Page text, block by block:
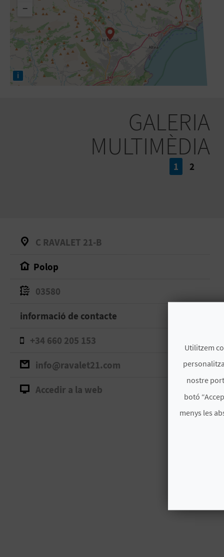
−
i
GALERIA
MULTIMÈDIA
1 2
C RAVALET 21-B
Polop
03580
informació de contacte
+34 660 205 153
info@ravalet21.com
Accedir a la web
Utilitzem
nostre
botó
menys les